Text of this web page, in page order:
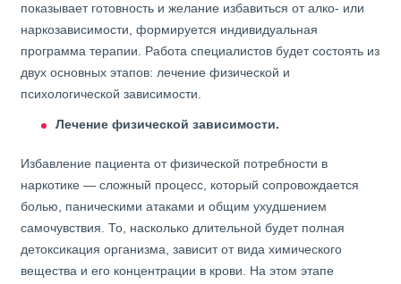
показывает готовность и желание избавиться от алко- или
наркозависимости, формируется индивидуальная
программа терапии. Работа специалистов будет состоять из
двух основных этапов: лечение физической и
психологической зависимости.
Лечение физической зависимости.
Избавление пациента от физической потребности в
наркотике — сложный процесс, который сопровождается
болью, паническими атаками и общим ухудшением
самочувствия. То, насколько длительной будет полная
детоксикация организма, зависит от вида химического
вещества и его концентрации в крови. На этом этапе